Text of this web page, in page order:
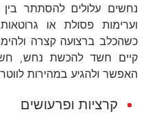
נחשים עלולים להסתתר
וערימות פסולת או
כשהכלב ברצועה קצרה
קיים חשד להכשת נחש,
האפשר ולהגיע במהירות
קרציות ופרעושים